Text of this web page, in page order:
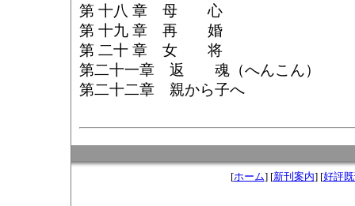
第 十八 章 母 心
第 十九 章 再 婚
第 二十 章 女 将
第二十一章 返 魂（へんこん）
第二十二章 親から子へ
[ホーム] [新刊案内] [好評